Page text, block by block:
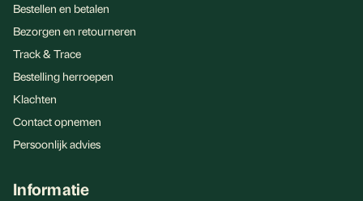
Bestellen en betalen
Bezorgen en retourneren
Track & Trace
Bestelling herroepen
Klachten
Contact opnemen
Persoonlijk advies
Informatie